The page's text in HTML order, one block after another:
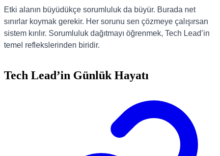
Etki alanın büyüdükçe sorumluluk da büyür. Burada net
sınırlar koymak gerekir. Her sorunu sen çözmeye çalışırsan
sistem kırılır. Sorumluluk dağıtmayı öğrenmek, Tech Lead’in
temel reflekslerinden biridir.
Tech Lead’in Günlük Hayatı